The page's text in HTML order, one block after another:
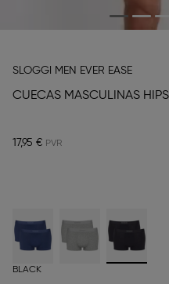
SLOGGI MEN EVER EASE
CUECAS MASCULINAS
17,95 €
BLACK